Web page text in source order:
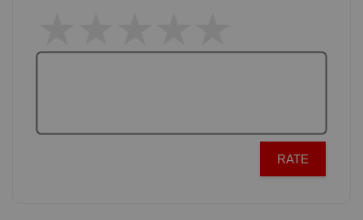
RATE